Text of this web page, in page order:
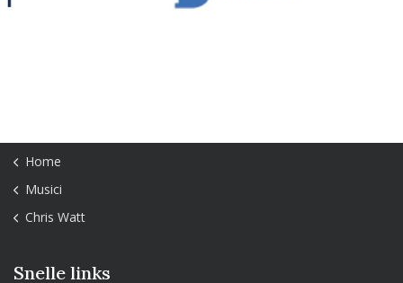
Home
Musici
Chris Watt
Snelle links